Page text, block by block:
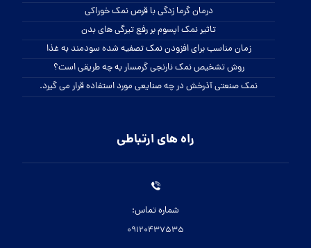
درمان گرما زدگی با قرص نمک خوراکی
تاثیر نمک اپسوم بر رفع تیرگی های بدن
زمان مناسب برای افزودن نمک تصفیه شده سودمند به غذا
روش تشخیص نمک نارنجی گرمسار به چه طریقی است؟
نمک صنعتی آذرخش در چه صنایعی مورد استفاده قرار می گیرد.
راه های ارتباطی
شماره تماس:
09120437535